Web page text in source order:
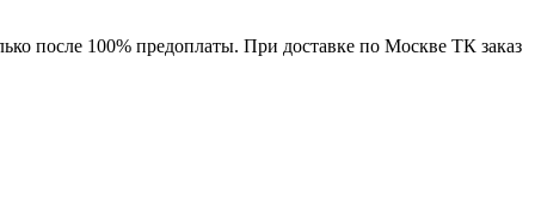
после 100% предоплаты. При доставке по Москве ТК заказ